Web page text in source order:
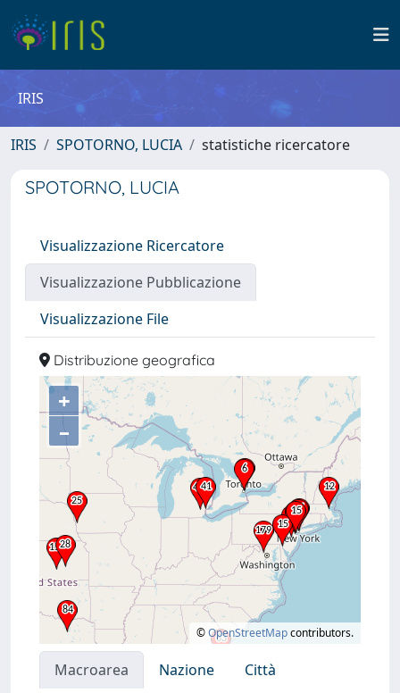
IRIS
IRIS SPOTORNO, LUCIA statistiche ricercatore
SPOTORNO, LUCIA
Visualizzazione Ricercatore
Visualizzazione Pubblicazione
Visualizzazione File
Distribuzione geografica
+
–
©OpenStreetMapcontributors.
Macroarea Nazione
Città